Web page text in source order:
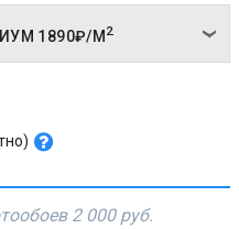
1890₽/М 2
2 000 руб.